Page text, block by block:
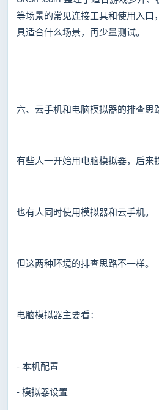
等场景的常见连接工具和使用入口
具适合什么场景，再少量测试。
六、云手机和电脑模拟器的排查思
有些人一开始用电脑模拟器，后来
也有人同时使用模拟器和云手机。
但这两种环境的排查思路不一样。
电脑模拟器主要看：
- 本机配置
- 模拟器设置